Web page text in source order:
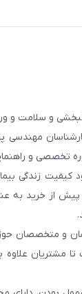
و سلامت و
مهندسی
تخصصی و
زندگی
از خرید به
و
تا مشتریان